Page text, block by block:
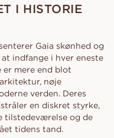
I HISTORIE
Gaia skønhed og
indfange i hver eneste
mere end blot
nøje
verden. Deres
en diskret styrke,
tilstedeværelse og de
tidens tand.